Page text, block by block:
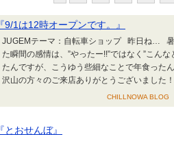
『9/1は12時オープンです。』
JUGEMテーマ：自転車ショップ 昨日ね…
た瞬間の感情は、”やったー!!”ではなく”こん
たんですが、こうゆう些細なことで年食った
沢山の方々のご来店ありがとうございました
CHILLNOWA BLOG
『とおせんぼ』